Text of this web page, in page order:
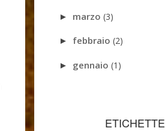
► marzo(3)
► febbraio(2)
► gennaio(1)
ETICHETTE